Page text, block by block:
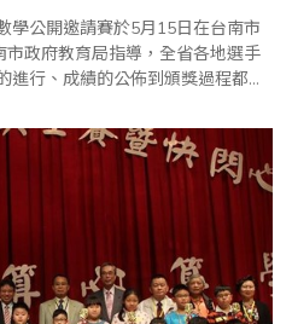
學公開邀請賽於5月15日在台南市
政府教育局指導，全省各地選手
行、成績的公佈到頒獎過程都很
長盃全國心算數學比賽，與其他
手全部集中在大禮堂考試，因此
師就..